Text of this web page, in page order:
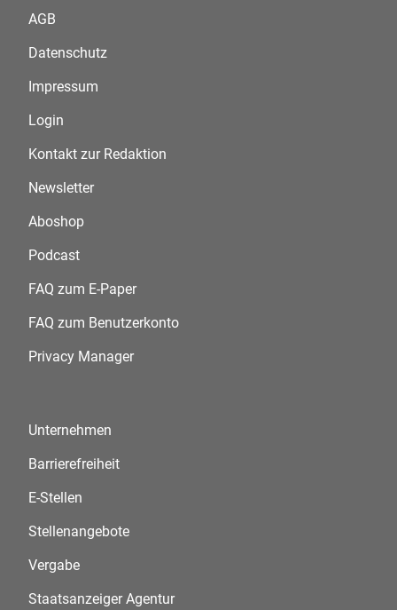
AGB
Datenschutz
Impressum
Login
Kontakt zur Redaktion
Newsletter
Aboshop
Podcast
FAQ zum E-Paper
FAQ zum Benutzerkonto
Privacy Manager
Unternehmen
Barrierefreiheit
E-Stellen
Stellenangebote
Vergabe
Staatsanzeiger Agentur